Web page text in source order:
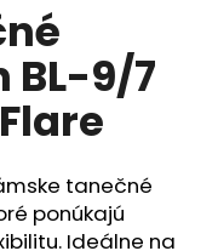
BL-9/7
tanečné
ponúkajú
Ideálne na